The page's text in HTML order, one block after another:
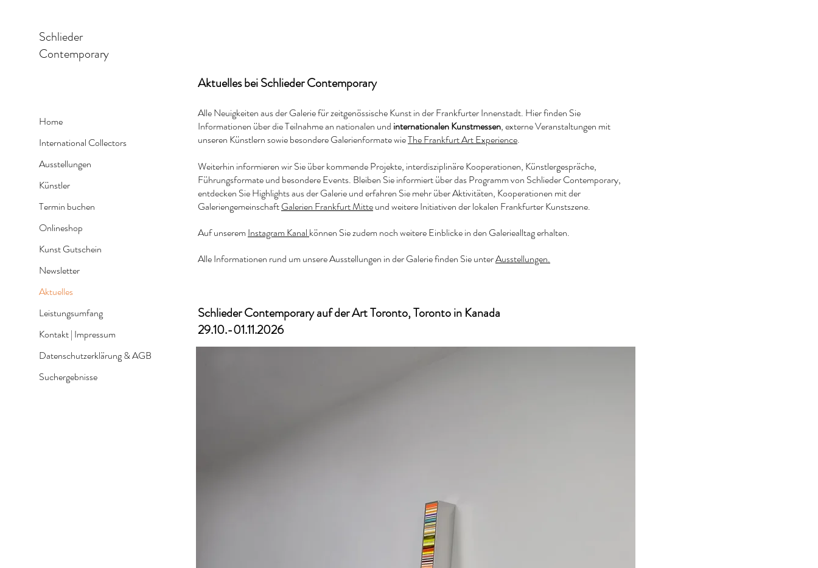
Home
International Collectors
Ausstellungen
Künstler
Termin buchen
Onlineshop
Kunst Gutschein
Newsletter
Aktuelles
Leistungsumfang
Kontakt | Impressum
Datenschutzerklärung & AGB
Suchergebnisse
Schlieder
Contemporary
Aktuelles bei Schlieder Contemporary
Alle Neuigkeiten aus der Galerie für zeitgenössische Kunst in der Frankfurter Innenstadt. Hier finden Sie
Informationen über die Teilnahme an nationalen und internationalen Kunstmessen, externe Veranstaltungen mit
unseren Künstlern sowie besondere Galerienformate wieThe Frankfurt Art Experience.
Weiterhin informieren wir Sie über kommende Projekte, interdisziplinäre Kooperationen, Künstlergespräche,
Führungsformate und besondere Events. Bleiben Sie informiert über das Programm von Schlieder Contemporary,
entdecken Sie Highlights aus der Galerie und erfahren Sie mehr über Aktivitäten, Kooperationen mit der
GaleriengemeinschaftGalerien Frankfurt Mitteund weitere Initiativen der lokalen Frankfurter Kunstszene.
Auf unserem Instagram Kanal können Sie zudem noch weitere Einblicke in den Galeriealltag erhalten.
Alle Informationen rund um unsere Ausstellungen in der Galerie finden Sie unterAusstellungen.
Schlieder Contemporary auf der Art Toronto, Toronto in Kanada
29.10.-01.11.2026